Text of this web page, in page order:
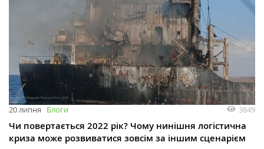
20 липня Блоги 3849
Чи повертається 2022 рік? Чому нинішня логістична
криза може розвиватися зовсім за іншим сценарієм